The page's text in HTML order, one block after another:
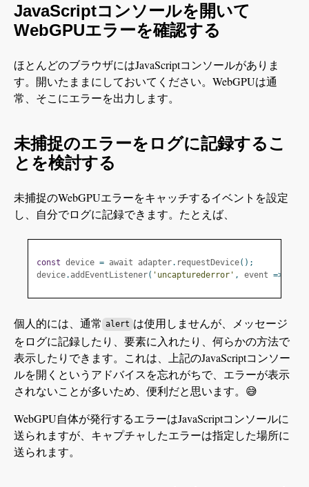
JavaScriptコンソールを開いて
WebGPUエラーを確認する
ほとんどのブラウザにはJavaScriptコンソールがありま
す。開いたままにしておいてください。WebGPUは通
常、そこにエラーを出力します。
未捕捉のエラーをログに記録するこ
とを検討する
未捕捉のWebGPUエラーをキャッチするイベントを設定
し、自分でログに記録できます。たとえば、
const device = await adapter. requestDevice();
device. addEventListener( 'uncapturederror' , event =>
個人的には、通常 alert は使用しませんが、メッセージ
をログに記録したり、要素に入れたり、何らかの方法で
表示したりできます。これは、上記のJavaScriptコンソー
ルを開くというアドバイスを忘れがちで、エラーが表示
されないことが多いため、便利だと思います。😅
WebGPU自体が発行するエラーはJavaScriptコンソールに
送られますが、キャプチャしたエラーは指定した場所に
送られます。